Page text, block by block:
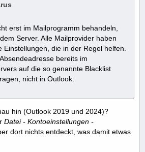
erst im Mailprogramm behandeln,
Server. Alle Mailprovider haben
Einstellungen, die in der Regel helfen.
bereits im
auf die so genannte Blacklist
nicht in Outlook.
hin (Outlook 2019 und 2024)?
Datei - Kontoeinstellungen -
dort nichts entdeckt, was damit etwas